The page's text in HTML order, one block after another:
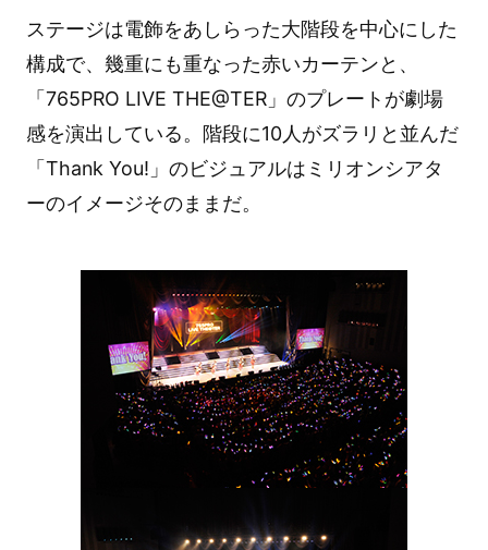
ステージは電飾をあしらった大階段を中心にした
構成で、幾重にも重なった赤いカーテンと、
「765PRO LIVE THE@TER」のプレートが劇場
感を演出している。階段に10人がズラリと並んだ
「Thank You!」のビジュアルはミリオンシアタ
ーのイメージそのままだ。